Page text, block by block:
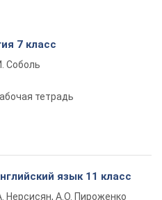
7 класс
Соболь
тетрадь
язык 11 класс
Нерсисян, А.О. Пироженко